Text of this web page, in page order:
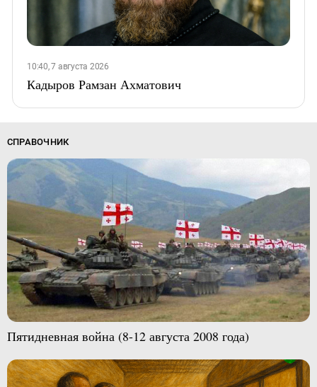
10:40, 7 августа 2026
Кадыров Рамзан Ахматович
СПРАВОЧНИК
Пятидневная война (8-12 августа 2008 года)